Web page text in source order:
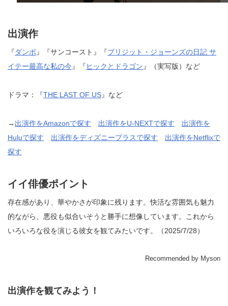
出演作
『ダンボ』『サンコースト』『ブリジット・ジョーンズの日記 サ
イテー最高な私の今』『ヒックとドラゴン』（実写版）など
ドラマ：『THE LAST OF US』など
→ 出演作をAmazonで探す 出演作をU-NEXTで探す
出演作を
Huluで探す
出演作をディズニープラスで探す
出演作をNetflixで
探す
イイ俳優ポイント
存在感があり、華やかさが印象に残ります。快活な雰囲気も魅力
的ながら、悪役も似合いそうと勝手に想像しています。これから
いろいろな役を演じる彼女を観てみたいです。（2025/7/28）
Recommended by Myson
出演作を観てみよう！